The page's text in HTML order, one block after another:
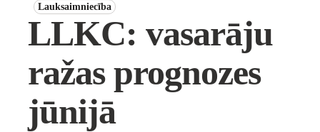
Lauksaimniecība
LLKC: vasarāju
ražas prognozes
jūnijā